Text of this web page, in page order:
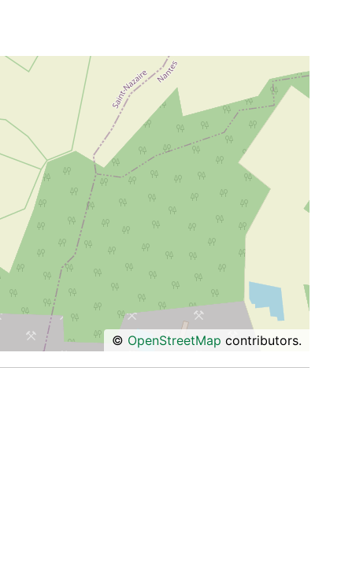
© OpenStreetMap contributors.